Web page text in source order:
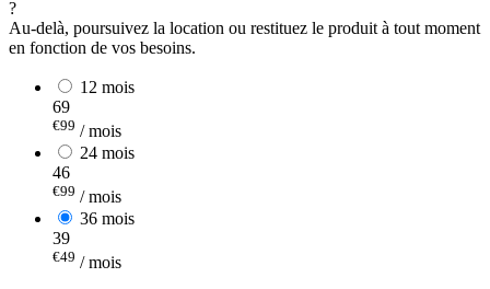
?
Au-delà, poursuivez la location ou restituez le produit à tout moment
en fonction de vos besoins.
12 mois
69
€99 / mois
24 mois
46
€99 / mois
36 mois
39
€49 / mois